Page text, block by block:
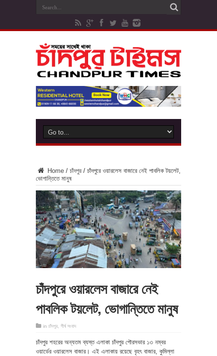
Home / চাঁদপুর / চাঁদপুরে ওয়ারলেস বাজারে নেই পাবলিক টয়লেট,
ভোগান্তিতে মানুষ
চাঁদপুরে ওয়ারলেস বাজারে নেই
পাবলিক টয়লেট, ভোগান্তিতে মানুষ
in চাঁদপুর শীর্ষ সংবাদ
চাঁদপুর শহরের অন্যতম ব্যস্ত এলাকা চাঁদপুর পৌরসভার ১৩ নম্বর
ওয়ার্ডের ওয়ারলেস বাজার। এই এলাকায় রয়েছে বৃহৎ বাজার, কুমিল্লা